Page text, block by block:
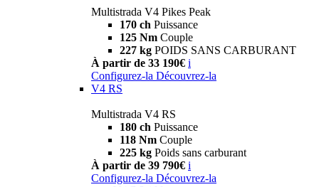
Multistrada V4 Pikes Peak
170 ch Puissance
125 Nm Couple
227 kg POIDS SANS CARBURANT
À partir de 33 190€ i
Configurez-la Découvrez-la
V4 RS
Multistrada V4 RS
180 ch Puissance
118 Nm Couple
225 kg Poids sans carburant
À partir de 39 790€ i
Configurez-la Découvrez-la